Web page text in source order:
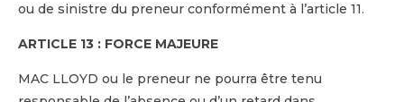
ou de sinistre du preneur conformément à l’article 11.
ARTICLE 13 : FORCE MAJEURE
MAC LLOYD ou le preneur ne pourra être tenu